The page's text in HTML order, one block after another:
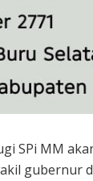
SPi MM
gubernur